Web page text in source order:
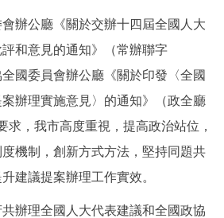
機構職能 政策服務
專題公開
公廳《關於交辦十四屆全國人大
和意見的通知》（常辦聯字
全國委員會辦公廳《關於印發〈全國
辦理實施意見〉的通知》（政全廳
求，我市高度重視，提高政治站位，
機制，創新方式方法，堅持同題共
建議提案辦理工作實效。
理全國人大代表建議和全國政協